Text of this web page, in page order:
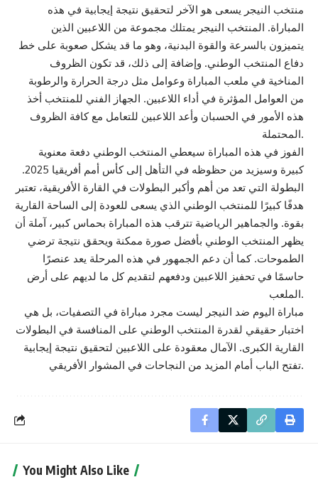
منتخب النيجر يسعى هو الآخر لتحقيق نتيجة إيجابية في هذه
المباراة. المنتخب النيجر يمتلك مجموعة من اللاعبين الذين
يتميزون بالسرعة والقوة البدنية، وهو ما قد يشكل صعوبة على خط
دفاع المنتخب الوطني. وإضافة إلى ذلك، قد تكون الظروف
المناخية في ملعب المباراة وعوامل مثل درجة الحرارة والرطوبة
من العوامل المؤثرة في أداء اللاعبين. الجهاز الفني للمنتخب أخذ
هذه الأمور في الحسبان وأعد اللاعبين للتعامل مع كافة الظروف
المحتملة.
الفوز في هذه المباراة سيعطي المنتخب الوطني دفعة معنوية
كبيرة وسيزيد من حظوظه في التأهل إلى كأس أمم أفريقيا 2025.
البطولة التي تعد من أهم وأكبر البطولات في القارة الأفريقية، تعتبر
هدفًا كبيرًا للمنتخب الوطني الذي يسعى للعودة إلى الساحة القارية
بقوة. والجماهير الرياضية تترقب هذه المباراة بحماس كبير، آملة أن
يظهر المنتخب الوطني بأفضل صورة ممكنة ويحقق نتيجة ترضي
الطموحات. كما أن دعم الجمهور في هذه المرحلة يعد عنصرًا
حاسمًا في تحفيز اللاعبين ودفعهم لتقديم كل ما لديهم على أرض
الملعب.
مباراة اليوم ضد النيجر ليست مجرد مباراة في التصفيات، بل هي
اختبار حقيقي لقدرة المنتخب الوطني على المنافسة في البطولات
القارية الكبرى. الآمال معقودة على اللاعبين لتحقيق نتيجة إيجابية
تفتح الباب أمام المزيد من النجاحات في المشوار الأفريقي.
You Might Also Like